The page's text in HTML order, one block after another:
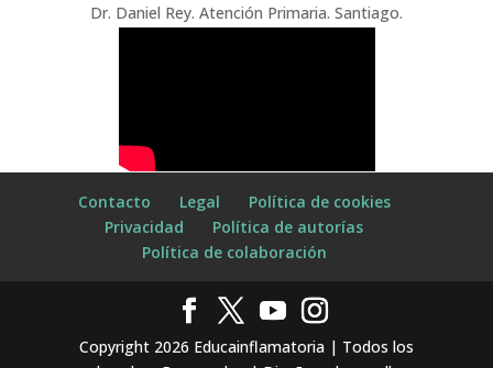
Dr. Daniel Rey. Atención Primaria. Santiago.
Contacto Legal
Política de cookies
Privacidad
Política de autorías
Política de colaboración
Copyright 2026 Educainflamatoria | Todos los